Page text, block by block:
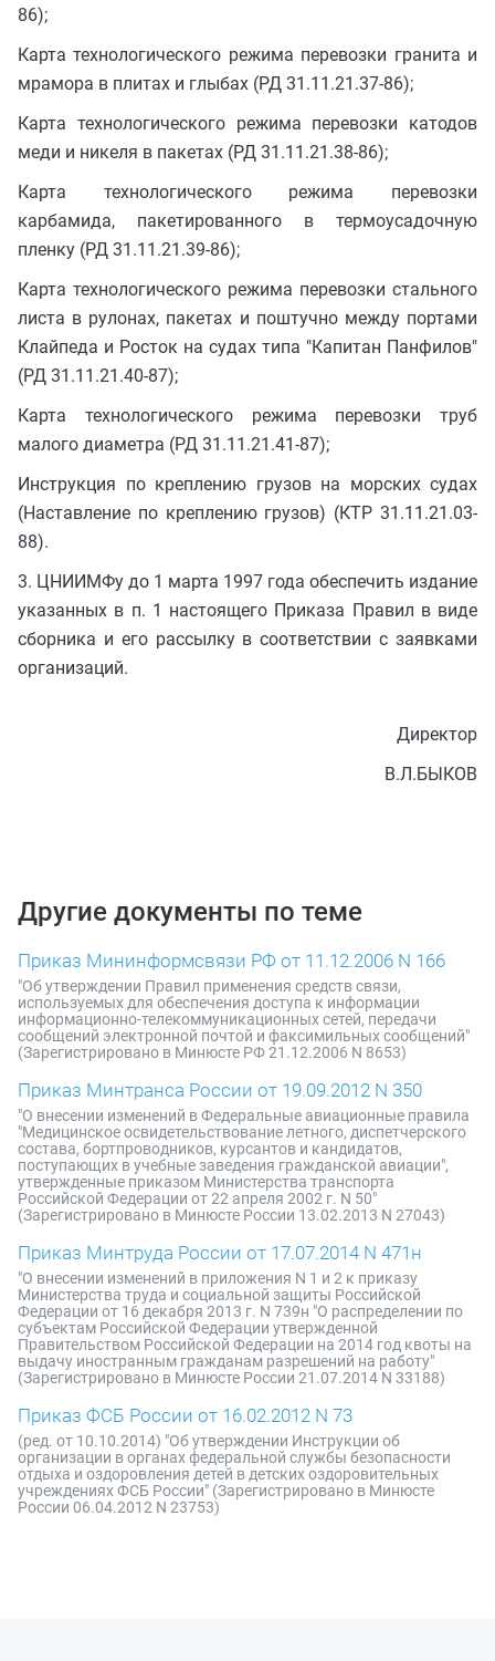
86);
Карта технологического режима перевозки гранита и
мрамора в плитах и глыбах (РД 31.11.21.37-86);
Карта технологического режима перевозки катодов
меди и никеля в пакетах (РД 31.11.21.38-86);
Карта технологического режима перевозки
карбамида, пакетированного в термоусадочную
пленку (РД 31.11.21.39-86);
Карта технологического режима перевозки стального
листа в рулонах, пакетах и поштучно между портами
Клайпеда и Росток на судах типа "Капитан Панфилов"
(РД 31.11.21.40-87);
Карта технологического режима перевозки труб
малого диаметра (РД 31.11.21.41-87);
Инструкция по креплению грузов на морских судах
(Наставление по креплению грузов) (КТР 31.11.21.03-
88).
3. ЦНИИМФу до 1 марта 1997 года обеспечить издание
указанных в п. 1 настоящего Приказа Правил в виде
сборника и его рассылку в соответствии с заявками
организаций.
Директор
В.Л.БЫКОВ
Другие документы по теме
Приказ Мининформсвязи РФ от 11.12.2006 N 166
"Об утверждении Правил применения средств связи,
используемых для обеспечения доступа к информации
информационно-телекоммуникационных сетей, передачи
сообщений электронной почтой и факсимильных сообщений"
(Зарегистрировано в Минюсте РФ 21.12.2006 N 8653)
Приказ Минтранса России от 19.09.2012 N 350
"О внесении изменений в Федеральные авиационные правила
"Медицинское освидетельствование летного, диспетчерского
состава, бортпроводников, курсантов и кандидатов,
поступающих в учебные заведения гражданской авиации",
утвержденные приказом Министерства транспорта
Российской Федерации от 22 апреля 2002 г. N 50"
(Зарегистрировано в Минюсте России 13.02.2013 N 27043)
Приказ Минтруда России от 17.07.2014 N 471н
"О внесении изменений в приложения N 1 и 2 к приказу
Министерства труда и социальной защиты Российской
Федерации от 16 декабря 2013 г. N 739н "О распределении по
субъектам Российской Федерации утвержденной
Правительством Российской Федерации на 2014 год квоты на
выдачу иностранным гражданам разрешений на работу"
(Зарегистрировано в Минюсте России 21.07.2014 N 33188)
Приказ ФСБ России от 16.02.2012 N 73
(ред. от 10.10.2014) "Об утверждении Инструкции об
организации в органах федеральной службы безопасности
отдыха и оздоровления детей в детских оздоровительных
учреждениях ФСБ России" (Зарегистрировано в Минюсте
России 06.04.2012 N 23753)